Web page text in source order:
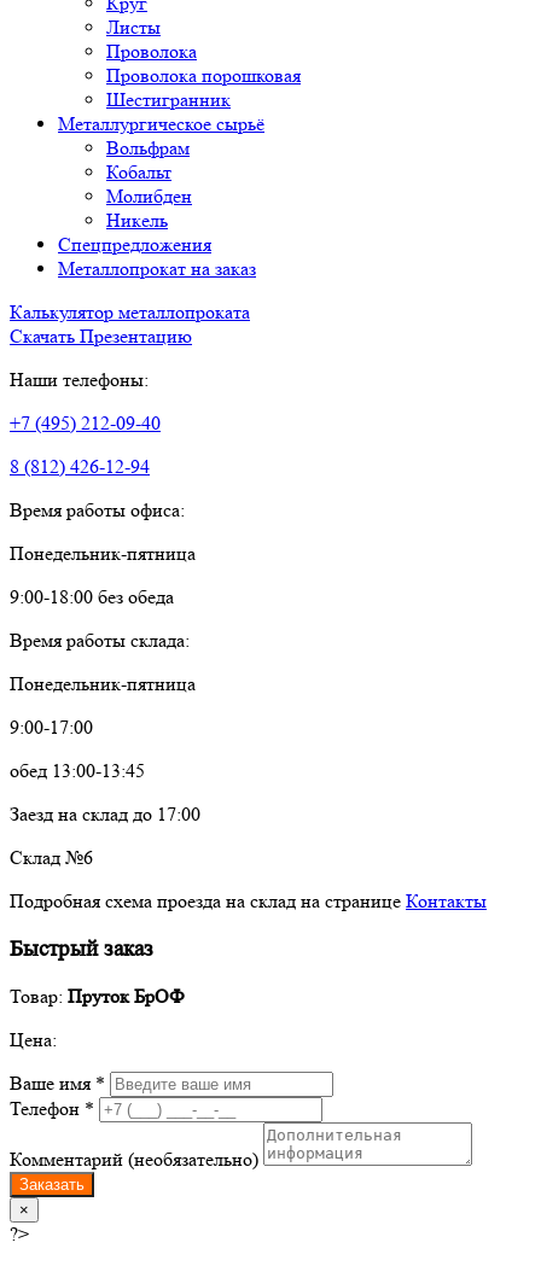
Листы
Проволока
Проволока порошковая
Шестигранник
Металлургическое сырьё
Вольфрам
Кобальт
Молибден
Никель
Спецпредложения
Металлопрокат на заказ
Калькулятор металлопроката
Скачать Презентацию
Наши телефоны:
+7 (495) 212-09-40
8 (812) 426-12-94
Время работы офиса:
Понедельник-пятница
9:00-18:00 без обеда
Время работы склада:
Понедельник-пятница
9:00-17:00
обед 13:00-13:45
Заезд на склад до 17:00
Склад №6
Подробная схема проезда на склад на странице Контакты
Быстрый заказ
Товар: Пруток БрОФ
Цена:
Ваше имя *
Телефон *
Комментарий (необязательно)
Заказать
×
?>